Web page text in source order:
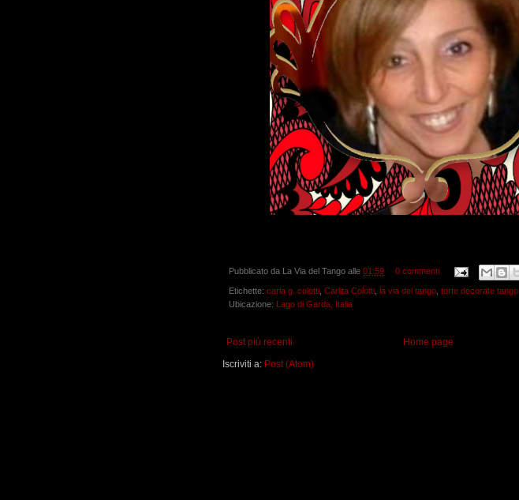
Pubblicato da La Via del Tango alle 01:59 0 commenti
Etichette: carla g. colotti Carlita Colotti la via del tango torte decorate tango
Ubicazione: Lago di Garda, Italia
Post più recenti
Home page
Iscriviti a: Post (Atom)